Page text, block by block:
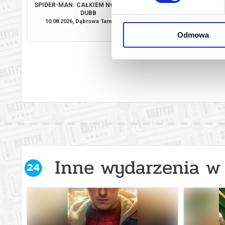
Odmowa
SPIDER-MAN. CAŁKIEM NOWY DZIEŃ
DUBB
10.08.2026, Dąbrowa Tarnowska
PSI PATROL I
11.08.2026,
Inne wydarzenia